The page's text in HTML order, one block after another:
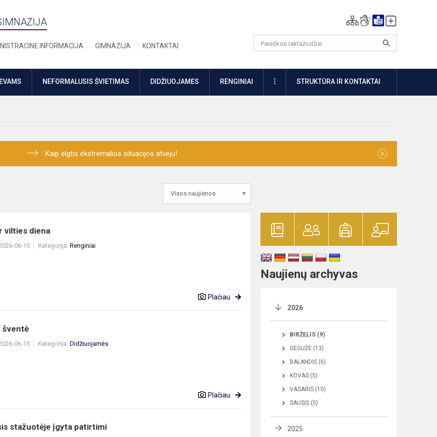
INFORMACIJA GIMNAZIJA KONTAKTAI
NEFORMALUSIS ŠVIETIMAS DIDŽIUOJAMĖS RENGINIAI DAUGIAUSTRUKTŪRA IR KONTAKTAI
Kaip elgtis ekstremalios situacijos atveju! ×
vilties diena
06-15 Kategorija: Renginiai
Plačiau
šventė
06-15 Kategorija: Didžiuojamės
Plačiau
stažuotėje įgyta patirtimi
Naujienų archyvas
2026
BIRŽELIS (9)
GEGUŽĖ (13)
BALANDIS (6)
KOVAS (5)
VASARIS (10)
SAUSIS (5)
2025